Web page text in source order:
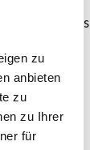
zu
anbieten
zu
zu Ihrer
für
des
dem
um die
im
explizit